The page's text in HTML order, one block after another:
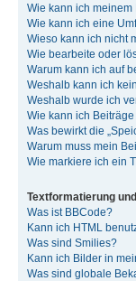
Wie kann ich
Wie kann ich eine
Wieso kann ich nicht
Wie bearbeite oder
Warum kann ich auf
Weshalb kann ich
Weshalb wurde ich
Wie kann ich
Was bewirkt die
Warum muss mein
Wie markiere ich ein
Textformatierung
Was ist BBCode?
Kann ich HTML
Was sind Smilies?
Kann ich Bilder in
Was sind globale